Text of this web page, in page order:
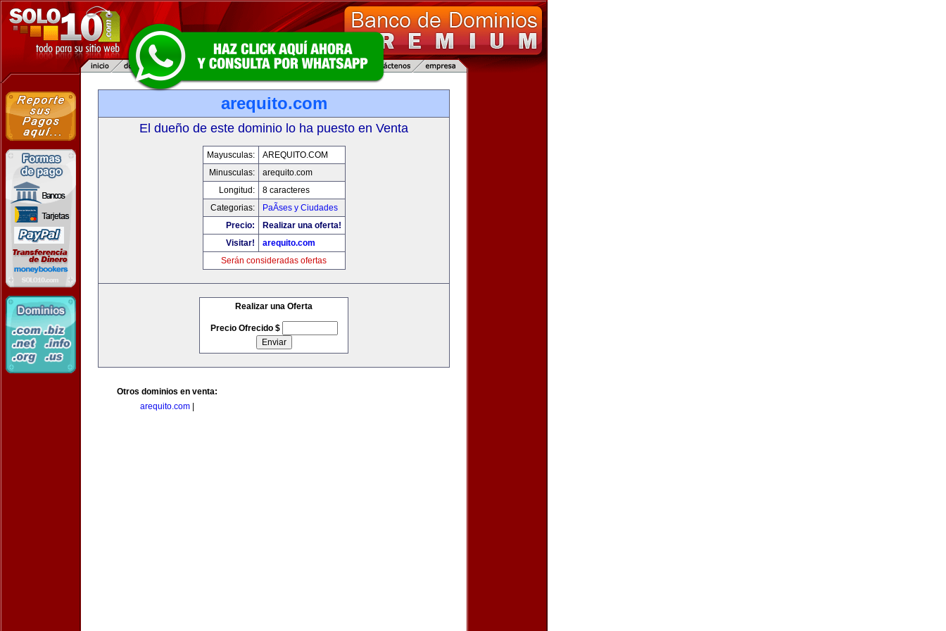
arequito.com
El dueño de este dominio lo ha puesto en Venta
Mayusculas:
AREQUITO.COM
Minusculas:
arequito.com
Longitud:
8 caracteres
Categorias:
PaÃ­ses y Ciudades
Precio:
Realizar una oferta!
Visitar!
arequito.com
Serán consideradas ofertas
Realizar una Oferta
Precio Ofrecido $
Otros dominios en venta:
arequito.com